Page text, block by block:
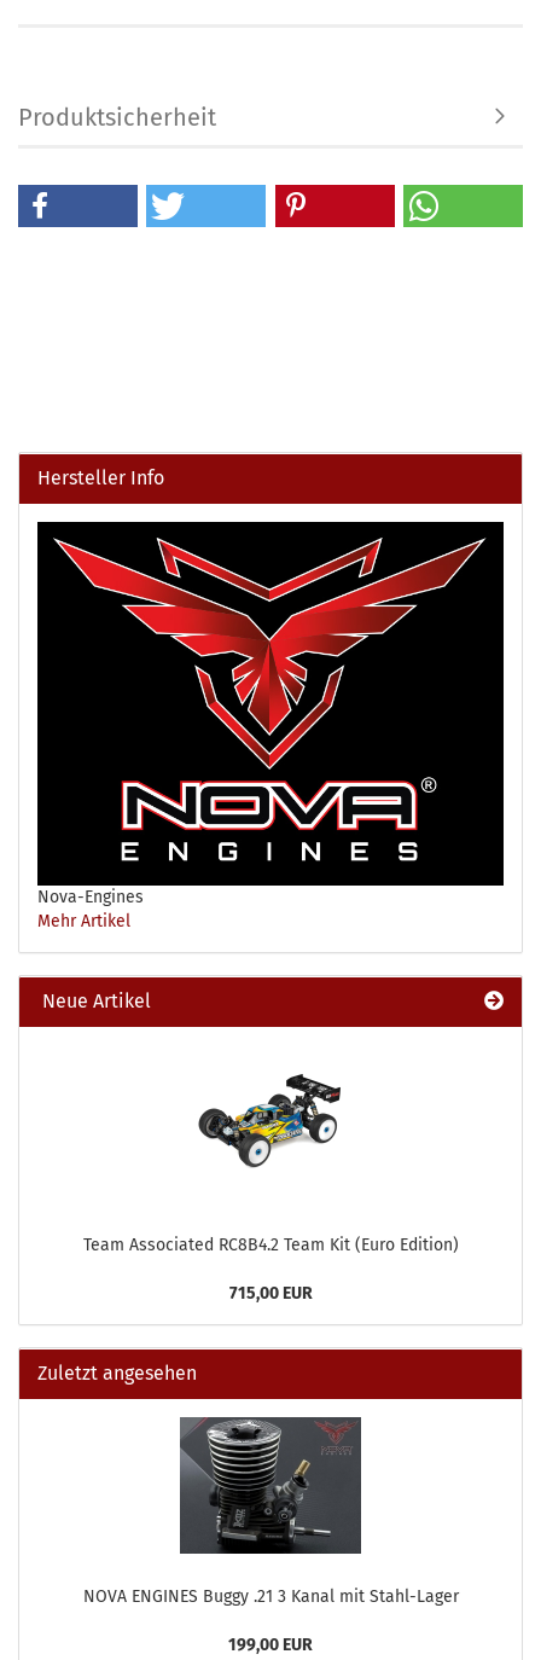
Produktsicherheit
Hersteller Info
Nova-Engines
Mehr Artikel
Neue Artikel
Team Associated RC8B4.2 Team Kit (Euro Edition)
715,00 EUR
Zuletzt angesehen
NOVA ENGINES Buggy .21 3 Kanal mit Stahl-Lager
199,00 EUR